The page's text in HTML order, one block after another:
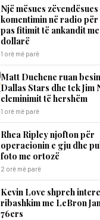
Një mësues
komentimin në radio
pas fitimit të ankandit
dollarë
1 orë më parë
Matt Duchene ruan
Dallas Stars dhe tek Jim
eleminimit të hershëm
1 orë më parë
Rhea Ripley njofton për
operacionin e gju dhe
foto me ortozë
2 orë më parë
Kevin Love shpreh
ribashkim me LeBron
76ers